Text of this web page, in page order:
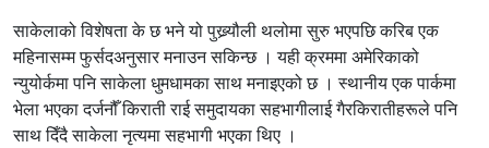
साकेलाको विशेषता के छ भने यो पुख्र्यौली थलोमा सुरु भएपछि करिब एक
महिनासम्म फुर्सदअनुसार मनाउन सकिन्छ । यही क्रममा अमेरिकाको
न्युयोर्कमा पनि साकेला धुमधामका साथ मनाइएको छ । स्थानीय एक पार्कमा
भेला भएका दर्जनौँ किराती राई समुदायका सहभागीलाई गैरकिरातीहरूले पनि
साथ दिँदै साकेला नृत्यमा सहभागी भएका थिए ।